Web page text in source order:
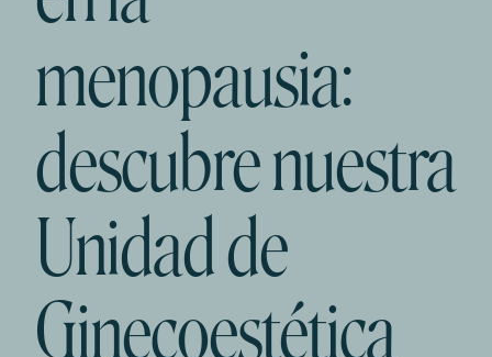
menopausia:
descubre nuestra
Unidad de
Ginecoestética